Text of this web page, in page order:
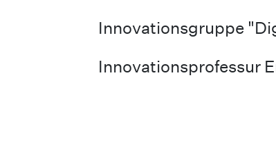
Innovationsgruppe
Innovationsprofessur